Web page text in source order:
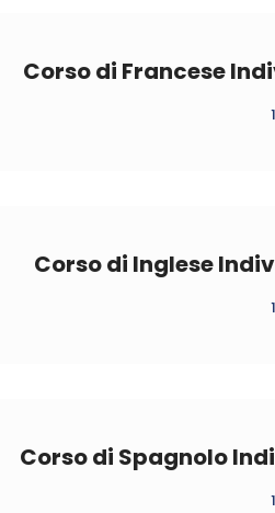
Corso di Francese
Corso di Inglese
Corso di Spagnolo